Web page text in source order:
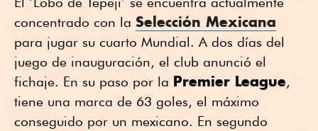
concentrado con la Selección Mexicana
para jugar su cuarto Mundial. A dos días del
juego de inauguración, el club anunció el
fichaje. En su paso por la Premier League,
tiene una marca de 63 goles, el máximo
conseguido por un mexicano. En segundo